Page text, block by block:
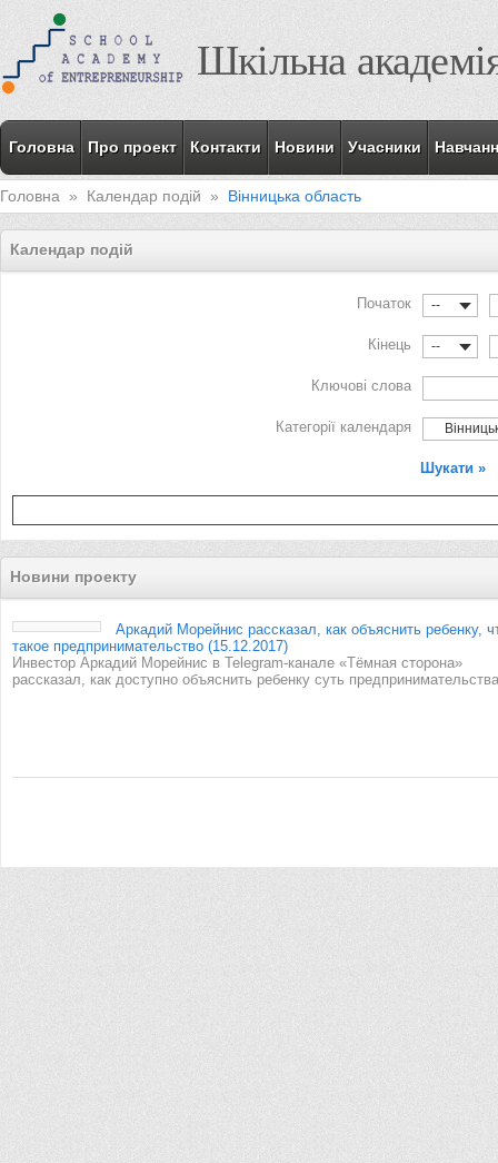
Шкільна
Головна Про проект Контакти Новини Учасники
Головна » Календар подій » Вінницька область
Календар подій
Початок --
Кінець --
Ключові слова
Категорії календаря
Новини проекту
Аркадий Морейнис рассказал, как объяснить ребенку,
такое предпринимательство (15.12.2017)
Инвестор Аркадий Морейнис в Telegram-канале «Тёмная сторона»
рассказал, как доступно объяснить ребенку суть